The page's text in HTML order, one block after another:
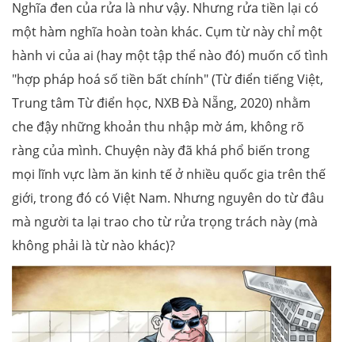
Nghĩa đen của rửa là như vậy. Nhưng rửa tiền lại có
một hàm nghĩa hoàn toàn khác. Cụm từ này chỉ một
hành vi của ai (hay một tập thể nào đó) muốn cố tình
"hợp pháp hoá số tiền bất chính" (Từ điển tiếng Việt,
Trung tâm Từ điển học, NXB Đà Nẵng, 2020) nhằm
che đậy những khoản thu nhập mờ ám, không rõ
ràng của mình. Chuyện này đã khá phổ biến trong
mọi lĩnh vực làm ăn kinh tế ở nhiều quốc gia trên thế
giới, trong đó có Việt Nam. Nhưng nguyên do từ đâu
mà người ta lại trao cho từ rửa trọng trách này (mà
không phải là từ nào khác)?